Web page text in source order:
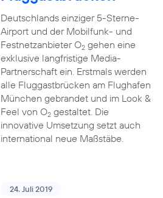
Deutschlands einziger 5-Sterne-
Airport und der Mobilfunk- und
Festnetzanbieter O2gehen eine
exklusive langfristige Media-
Partnerschaft ein. Erstmals werden
alle Fluggastbrücken am Flughafen
München gebrandet und im Look &
Feel von O2gestaltet. Die
innovative Umsetzung setzt auch
international neue Maßstäbe.
24. Juli 2019